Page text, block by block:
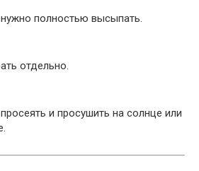
нужно полностью высыпать.
отдельно.
и просушить на солнце или